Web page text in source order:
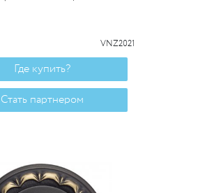
VNZ2021
Где купить?
Стать партнером